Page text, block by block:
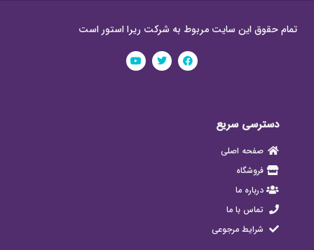
تمام حقوق این سایت مربوط به شرکت ریرا استور است
دسترسی سریع
صفحه اصلی
فروشگاه
درباره ما
تماس با ما
شرایط مرجوعی